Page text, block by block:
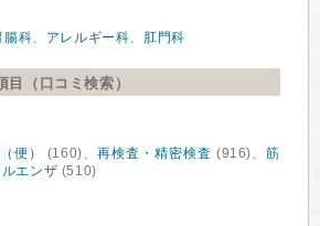
腸科、 アレルギー科、 肛門科
（口コミ検索）
便） (160)、再検査・精密検査 (916)、筋
エンザ (510)